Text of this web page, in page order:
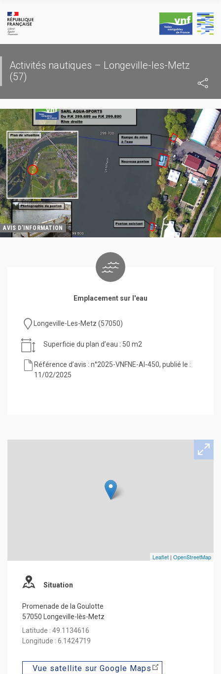
content
Activités nautiques – Longeville-les-Metz
(57)
AVIS D’INFORMATION
Emplacement sur l'eau
Longeville-Les-Metz (57050)
Superficie du plan d’eau : 50 m2
Référence d’avis : n°2025-VNFNE-AI-450, publié le :
11/02/2025
Leaflet | OpenStreetMap
Situation
Promenade de la Goulotte
57050 Longeville-lès-Metz
Latitude : 49.1134616
Longitude : 6.1424719
Vue satellite sur Google Maps